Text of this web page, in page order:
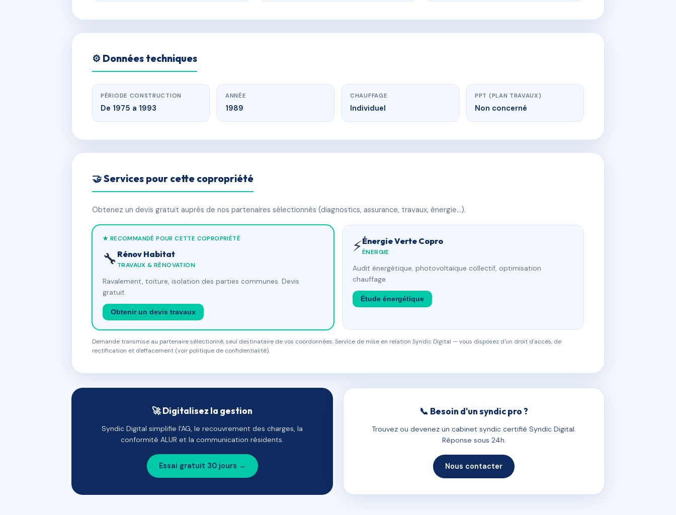
⚙️ Données techniques
PÉRIODE CONSTRUCTION
De 1975 a 1993
ANNÉE
1989
CHAUFFAGE
Individuel
PPT (PLAN TRAVAUX)
Non concerné
🤝 Services pour cette copropriété
Obtenez un devis gratuit auprès de nos partenaires sélectionnés (diagnostics, assurance, travaux, énergie…).
★ RECOMMANDÉ POUR CETTE COPROPRIÉTÉ
🔧 Rénov Habitat
TRAVAUX & RÉNOVATION
Ravalement, toiture, isolation des parties communes. Devis
gratuit.
Obtenir un devis travaux
⚡Énergie Verte Copro
ÉNERGIE
Audit énergétique, photovoltaïque collectif, optimisation
chauffage.
Étude énergétique
Demande transmise au partenaire sélectionné, seul destinataire de vos coordonnées. Service de mise en relation Syndic Digital — vous disposez d'un droit d'accès, de
rectification et d'effacement (voir politique de confidentialité).
🚀 Digitalisez la gestion
Syndic Digital simplifie l'AG, le recouvrement des charges, la
conformité ALUR et la communication résidents.
Essai gratuit 30 jours →
📞 Besoin d'un syndic pro ?
Trouvez ou devenez un cabinet syndic certifié Syndic Digital.
Réponse sous 24h.
Nous contacter